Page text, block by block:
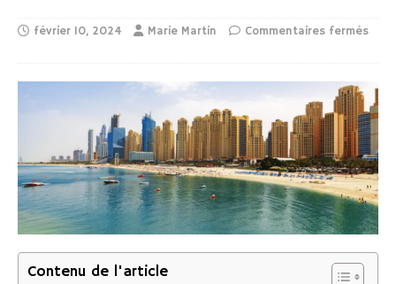
février 10, 2024 Marie Martin Commentaires fermés
Contenu de l'article